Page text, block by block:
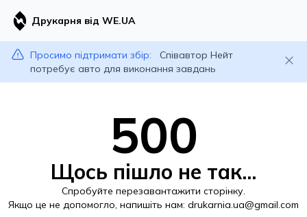
Друкарня від WE.UA
Просимо підтримати збір:
Співавтор Нейт
потребує авто для виконання завдань
500
Щось пішло не так...
Спробуйте перезавантажити сторінку.
Якщо це не допомогло, напишіть нам: drukarnia.ua@gmail.com